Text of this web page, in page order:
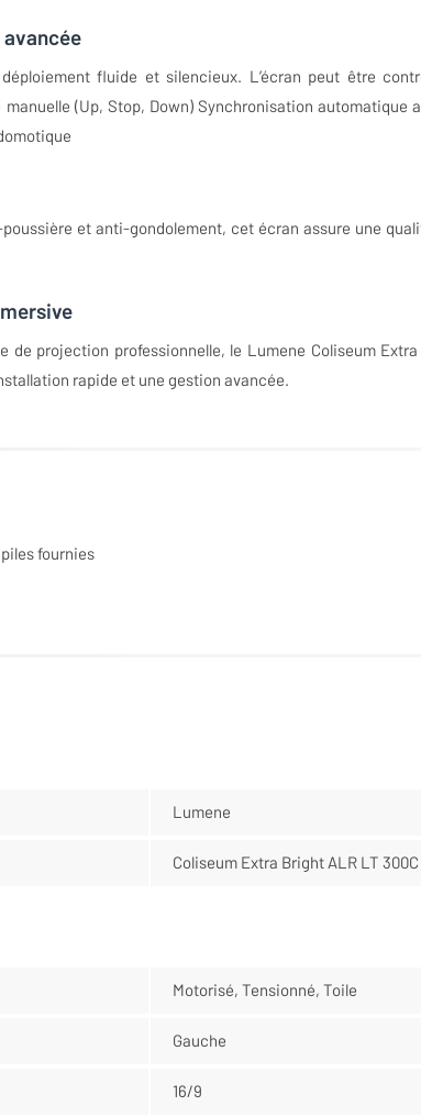
fluide et silencieux. L’écran peut être
(Up, Stop, Down) Synchronisation automatique
et anti-gondolement, cet écran assure une
de projection professionnelle, le Lumene Coliseum
rapide et une gestion avancée.
fournies
Lumene
Coliseum Extra Bright ALR LT 300C
Motorisé, Tensionné, Toile
Gauche
16/9